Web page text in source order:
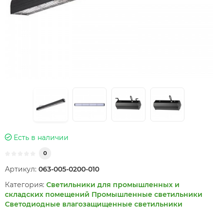
Есть в наличии
0
Артикул: 063-005-0200-010
Категория: Светильники для промышленных и
складских помещений Промышленные светильники
Светодиодные влагозащищенные светильники